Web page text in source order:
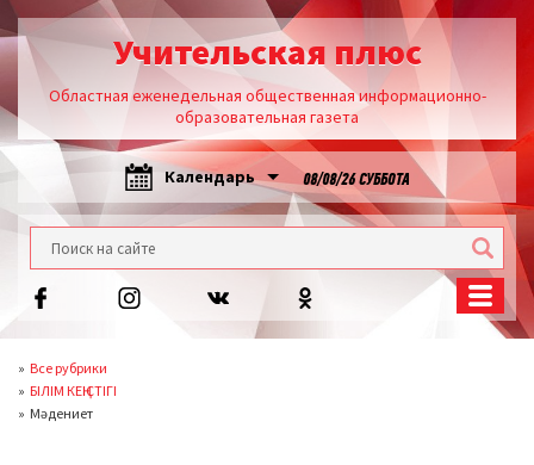
Учительская плюс
Областная еженедельная общественная информационно-
образовательная газета
Календарь 08/08/26 СУББОТА
Все рубрики
БІЛІМ КЕҢІСТІГІ
Мәдениет